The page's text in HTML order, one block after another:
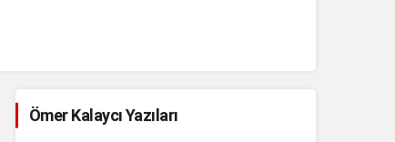
Ömer Kalaycı Yazıları